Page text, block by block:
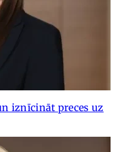
iznīcināt preces uz